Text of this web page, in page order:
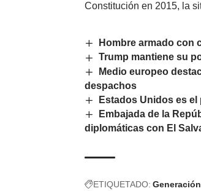
Constitución en 2015, la
Hombre armado con
Trump mantiene su
Medio europeo
despachos
Estados Unidos es
Embajada de la
diplomáticas con El
ETIQUETADO: